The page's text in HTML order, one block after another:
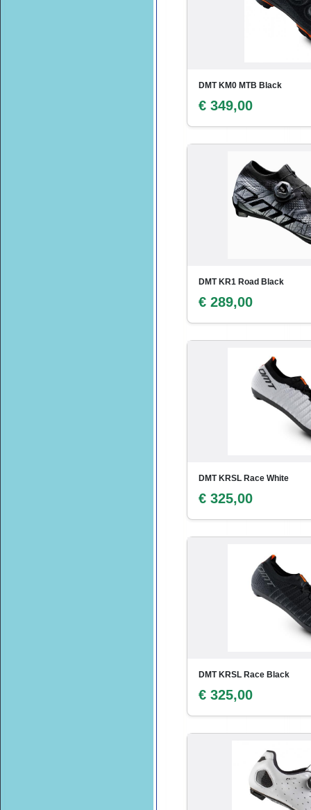
DMT KM0 MTB Black
€ 349,00
DMT KR1 Road Black
€ 289,00
DMT KRSL Race White
€ 325,00
DMT KRSL Race Black
€ 325,00